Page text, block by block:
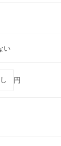
い
円